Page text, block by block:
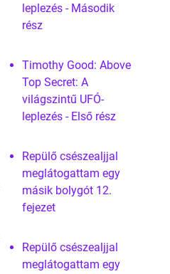
leplezés - Második
rész
Timothy Good: Above
Top Secret: A
világszintű UFÓ-
leplezés - Első rész
Repülő csészealjjal
meglátogattam egy
másik bolygót 12.
fejezet
Repülő csészealjjal
meglátogattam egy